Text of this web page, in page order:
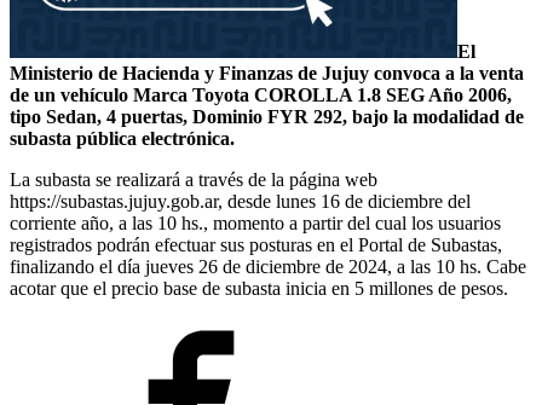
El
Ministerio de Hacienda y Finanzas de Jujuy convoca a la venta
de un vehículo Marca Toyota COROLLA 1.8 SEG Año 2006,
tipo Sedan, 4 puertas, Dominio FYR 292, bajo la modalidad de
subasta pública electrónica.
La subasta se realizará a través de la página web
https://subastas.jujuy.gob.ar, desde lunes 16 de diciembre del
corriente año, a las 10 hs., momento a partir del cual los usuarios
registrados podrán efectuar sus posturas en el Portal de Subastas,
finalizando el día jueves 26 de diciembre de 2024, a las 10 hs. Cabe
acotar que el precio base de subasta inicia en 5 millones de pesos.